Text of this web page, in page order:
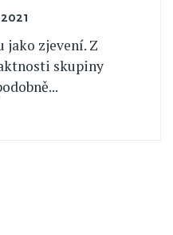
jako zjevení. Z
skupiny